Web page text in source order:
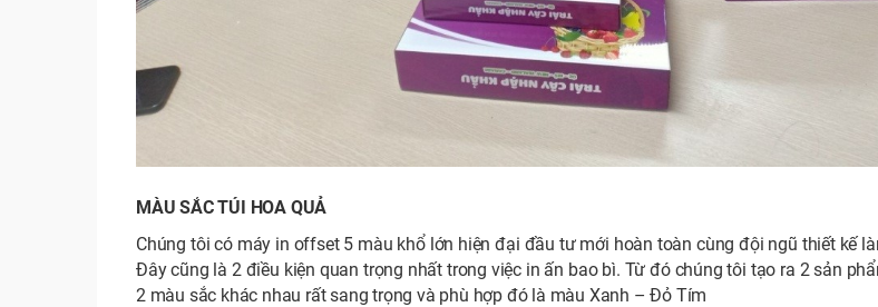
MÀU SẮC TÚI HOA QUẢ
Chúng tôi có máy in offset 5 màu khổ lớn hiện đại đầu tư mới hoàn toàn cùng đội ngũ thiết kế
Đây cũng là 2 điều kiện quan trọng nhất trong việc in ấn bao bì. Từ đó chúng tôi tạo ra 2 sản
2 màu sắc khác nhau rất sang trọng và phù hợp đó là màu Xanh – Đỏ Tím